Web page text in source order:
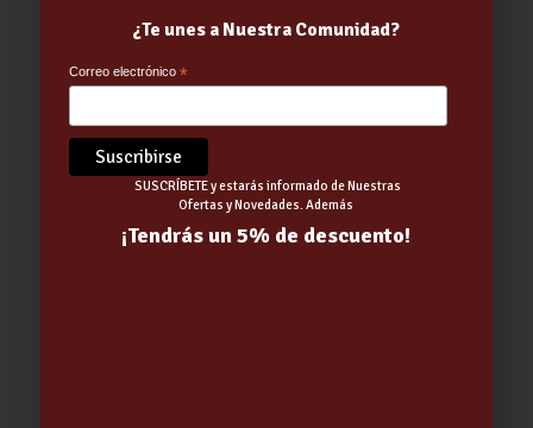
¿Te unes a Nuestra Comunidad?
Correo electrónico*
SUSCRÍBETE y estarás informado de Nuestras
Ofertas y Novedades. Además
¡Tendrás un 5% de descuento!